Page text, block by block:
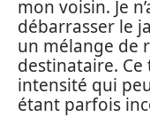
mon voisin. Je
débarrasser le
un mélange de
destinataire.
intensité qui
étant parfois